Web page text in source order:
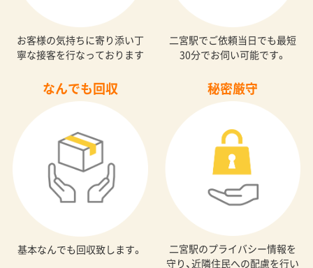
お客様の気持ちに寄り添い丁
寧な接客を行なっております
二宮駅でご依頼当日でも最短
30分でお伺い可能です。
なんでも回収
基本なんでも回収致します。
秘密厳守
二宮駅のプライバシー情報を
守り、近隣住民への配慮を行い